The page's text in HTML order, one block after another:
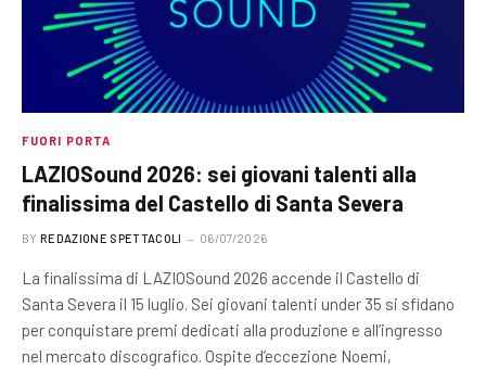
FUORI PORTA
LAZIOSound 2026: sei giovani talenti alla
finalissima del Castello di Santa Severa
BY REDAZIONE SPETTACOLI 06/07/2026
La finalissima di LAZIOSound 2026 accende il Castello di
Santa Severa il 15 luglio. Sei giovani talenti under 35 si sfidano
per conquistare premi dedicati alla produzione e all’ingresso
nel mercato discografico. Ospite d’eccezione Noemi,